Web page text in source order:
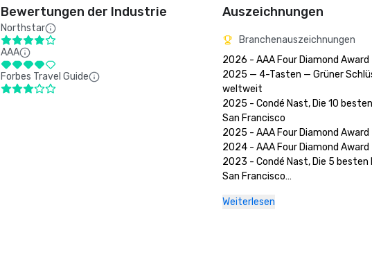
Bewertungen der Industrie
Northstar
AAA
Forbes Travel Guide
Auszeichnungen
Branchenauszeichnungen
2026 - AAA Four Diamond Award
2025 — 4-Tasten — Grüner
weltweit
2025 - Condé Nast, Die 10
San Francisco
2025 - AAA Four Diamond Award
2024 - AAA Four Diamond Award
2023 - Condé Nast, Die 5 besten
San Francisco
2022 - AAA Four Diamond Award
Weiterlesen